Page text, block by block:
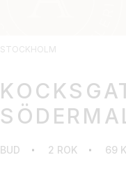
STOCKHOLM
BUD 2 ROK 69